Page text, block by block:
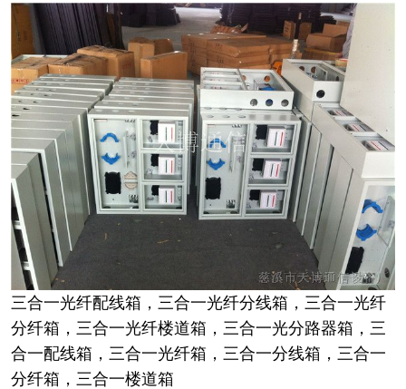
三合一光纤配线箱，三合一光纤分线箱，三合一光纤
分纤箱，三合一光纤楼道箱，三合一光分路器箱，三
合一配线箱，三合一光纤箱，三合一分线箱，三合一
分纤箱，三合一楼道箱